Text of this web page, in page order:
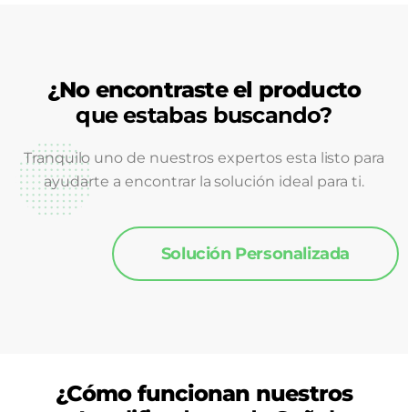
¿No encontraste el producto
que estabas buscando?
Tranquilo uno de nuestros expertos esta listo para
ayudarte a encontrar la solución ideal para ti.
Solución Personalizada
¿Cómo funcionan nuestros